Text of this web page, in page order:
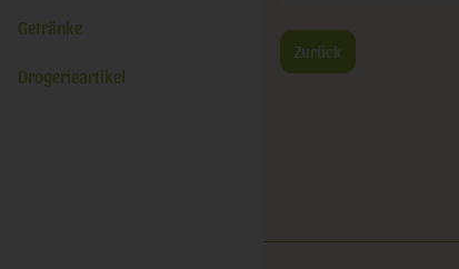
Getränke
Drogerieartikel
Zurück